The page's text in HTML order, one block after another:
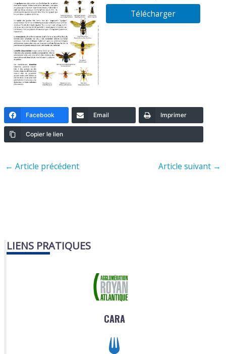
Télécharger
Facebook Email Imprimer
Copier le lien
← Article précédent Article suivant →
LIENS PRATIQUES
CARA